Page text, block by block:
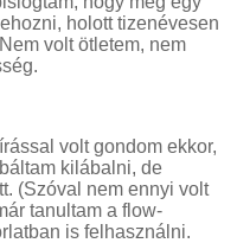
holott tizenévesen
volt ötletem, nem
volt gondom ekkor,
kilábalni, de
(Szóval nem ennyi volt
tanultam a flow-
is felhasználni.